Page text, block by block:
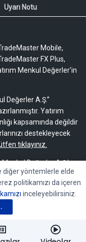
Uyarı Notu
Mobile,
FX Plus,
Menkul Değerler'in
Değerler A.Ş.”
Yatırım
kapsamında değildir
destekleyecek
tıklayınız.
Değerler A.Ş.’ye
tarafından
çoğaltılamaz,
yöntemlerle elde
politikamızı da içeren
inceleyebilirsiniz.